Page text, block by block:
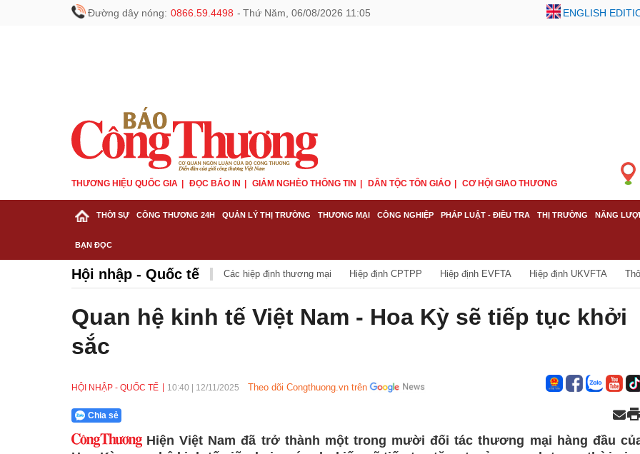
Đường dây nóng: 0866.59.4498 - Thứ Năm, 06/08/2026 11:05 ENGLISH
THƯƠNG HIỆU QUỐC GIA ĐỌC BÁO IN GIẢM NGHÈO THÔNG TIN DÂN TỘC TÔN GIÁO CƠ HỘI GIAO THƯƠNG
THỜI SỰ CÔNG THƯƠNG 24H QUẢN LÝ THỊ TRƯỜNG THƯƠNG MẠI CÔNG NGHIỆP PHÁP LUẬT - ĐIỀU TRA THỊ TRƯỜNG NĂNG
BẠN ĐỌC
Hội nhập - Quốc tế Các hiệp định thương mại Hiệp định CPTPP Hiệp định EVFTA Hiệp định UKVFTA
Quan hệ kinh tế Việt Nam - Hoa Kỳ sẽ tiếp tục khởi
sắc
HỘI NHẬP - QUỐC TẾ 10:40 12/11/2025 Theo dõi Congthuong.vn trên
Chia sẻ
Hiện Việt Nam đã trở thành một trong mười đối tác thương mại hàng đầu